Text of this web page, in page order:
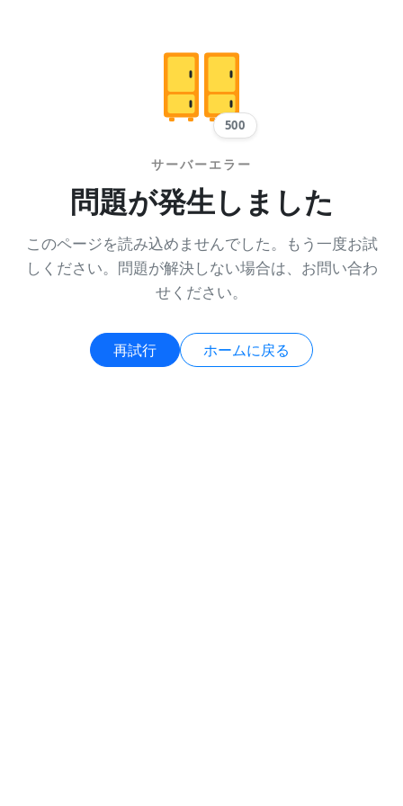
500
サーバーエラー
問題が発生しました
このページを読み込めませんでした。もう一度お試
しください。問題が解決しない場合は、お問い合わ
せください。
再試行 ホームに戻る